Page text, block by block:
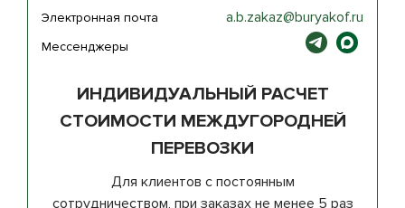
ИНДИВИДУАЛЬНЫЙ РАСЧЕТ
СТОИМОСТИ МЕЖДУГОРОДНЕЙ
ПЕРЕВОЗКИ
Для клиентов с постоянным
сотрудничеством, при заказах не менее 5 раз
Электронная почта a.b.zakaz@buryakof.ru
Мессенджеры